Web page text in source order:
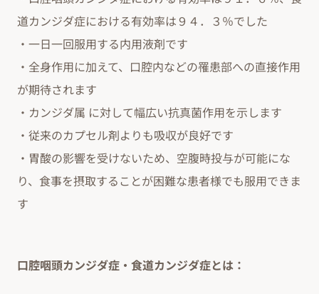
道カンジダ症における有効率は９４．３％でした
・一日一回服用する内用液剤です
・全身作用に加えて、口腔内などの罹患部への直接作用
が期待されます
・カンジダ属 に対して幅広い抗真菌作用を示します
・従来のカプセル剤よりも吸収が良好です
・胃酸の影響を受けないため、空腹時投与が可能にな
り、食事を摂取することが困難な患者様でも服用できま
す
口腔咽頭カンジダ症・食道カンジダ症とは：